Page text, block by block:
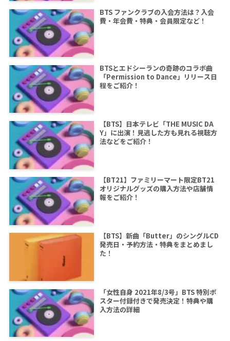
BTS ファンクラブの入会方法は？入会
費・年会費・特典・会員限定など！
BTSとエドシーランの奇跡のコラボ曲
「Permission to Dance」リリース日
程をご紹介！
【BTS】日本テレビ「THE MUSIC DA
Y」に出演！見逃した方も見れる視聴方
法などをご紹介！
【BT21】ファミリーマート限定BT21
オリジナルグッズの購入方法や店舗情
報をご紹介！
【BTS】新曲「Butter」のシングルCD
発売日・予約方法・特典をまとめまし
た！
「女性自身 2021年8/3号」BTS 特別ポ
スター付録付きで発売決定！特典や購
入方法の詳細